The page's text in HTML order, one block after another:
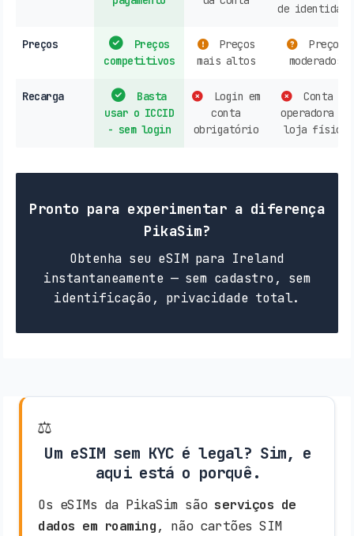
de identidade
Preços
Preços
competitivos
Preços
mais altos
Preços
moderados
Recarga
Basta
usar o ICCID
- sem login
Login em
conta
obrigatório
Conta de
operadora ou
loja física
Pronto para experimentar a diferença
PikaSim?
Obtenha seu eSIM para Ireland
instantaneamente — sem cadastro, sem
identificação, privacidade total.
⚖️
Um eSIM sem KYC é legal? Sim, e
aqui está o porquê.
Os eSIMs da PikaSim são serviços de
dados em roaming, não cartões SIM